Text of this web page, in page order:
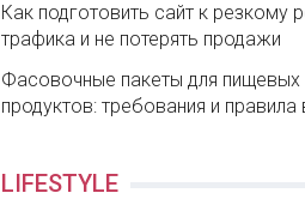
Как подготовить сайт к резкому
трафика и не потерять продажи
Фасовочные пакеты для пищевых
продуктов: требования и
LIFESTYLE